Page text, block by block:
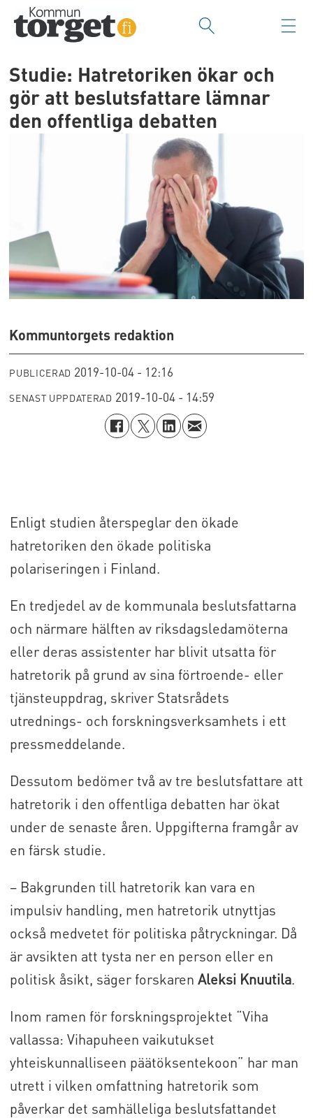
Studie: Hatretoriken ökar och
gör att beslutsfattare lämnar
den offentliga debatten
Kommuntorgets redaktion
PUBLICERAD 2019-10-04 - 12:16
SENAST UPPDATERAD 2019-10-04 - 14:59
Enligt studien återspeglar den ökade
hatretoriken den ökade politiska
polariseringen i Finland.
En tredjedel av de kommunala beslutsfattarna
och närmare hälften av riksdagsledamöterna
eller deras assistenter har blivit utsatta för
hatretorik på grund av sina förtroende- eller
tjänsteuppdrag, skriver Statsrådets
utrednings- och forskningsverksamhets i ett
pressmeddelande.
Dessutom bedömer två av tre beslutsfattare att
hatretorik i den offentliga debatten har ökat
under de senaste åren. Uppgifterna framgår av
en färsk studie.
– Bakgrunden till hatretorik kan vara en
impulsiv handling, men hatretorik utnyttjas
också medvetet för politiska påtryckningar. Då
är avsikten att tysta ner en person eller en
politisk åsikt, säger forskaren Aleksi Knuutila.
Inom ramen för forskningsprojektet “Viha
vallassa: Vihapuheen vaikutukset
yhteiskunnalliseen päätöksentekoon” har man
utrett i vilken omfattning hatretorik som
påverkar det samhälleliga beslutsfattandet